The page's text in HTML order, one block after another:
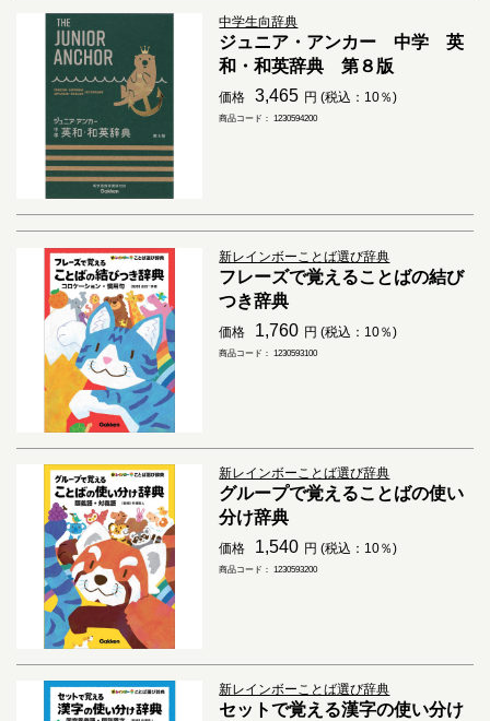
中学生向辞典
ジュニア・アンカー 中学 英
和・和英辞典 第８版
価格 3,465 円 (税込：10％)
商品コード： 1230594200
新レインボーことば選び辞典
フレーズで覚えることばの結び
つき辞典
価格 1,760 円 (税込：10％)
商品コード： 1230593100
新レインボーことば選び辞典
グループで覚えることばの使い
分け辞典
価格 1,540 円 (税込：10％)
商品コード： 1230593200
新レインボーことば選び辞典
セットで覚える漢字の使い分け